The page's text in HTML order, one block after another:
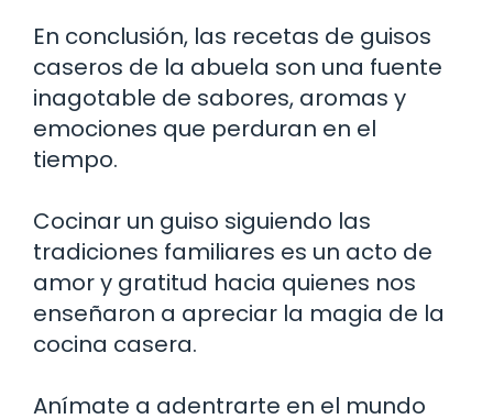
En conclusión, las recetas de guisos
caseros de la abuela son una fuente
inagotable de sabores, aromas y
emociones que perduran en el
tiempo.
Cocinar un guiso siguiendo las
tradiciones familiares es un acto de
amor y gratitud hacia quienes nos
enseñaron a apreciar la magia de la
cocina casera.
Anímate a adentrarte en el mundo